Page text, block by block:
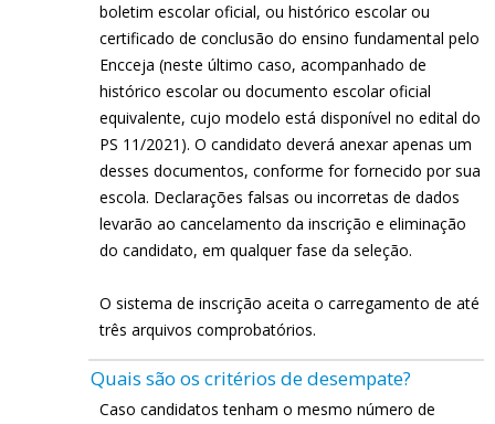
boletim escolar oficial, ou histórico escolar ou
certificado de conclusão do ensino fundamental pelo
Encceja (neste último caso, acompanhado de
histórico escolar ou documento escolar oficial
equivalente, cujo modelo está disponível no edital do
PS 11/2021). O candidato deverá anexar apenas um
desses documentos, conforme for fornecido por sua
escola. Declarações falsas ou incorretas de dados
levarão ao cancelamento da inscrição e eliminação
do candidato, em qualquer fase da seleção.
O sistema de inscrição aceita o carregamento de até
três arquivos comprobatórios.
Quais são os critérios de desempate?
Caso candidatos tenham o mesmo número de